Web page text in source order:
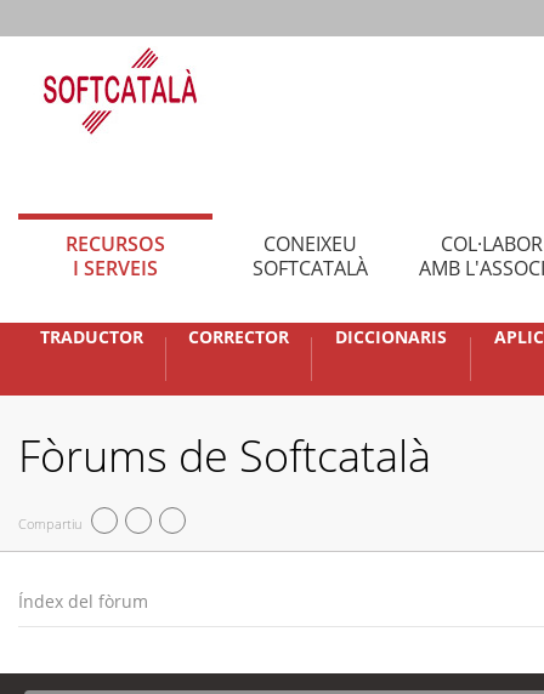
RECURSOS
I SERVEIS
CONEIXEU
SOFTCATALÀ
AMB
TRADUCTOR CORRECTOR DICCIONARIS
Fòrums de Softcatalà
Compartiu
Índex del fòrum